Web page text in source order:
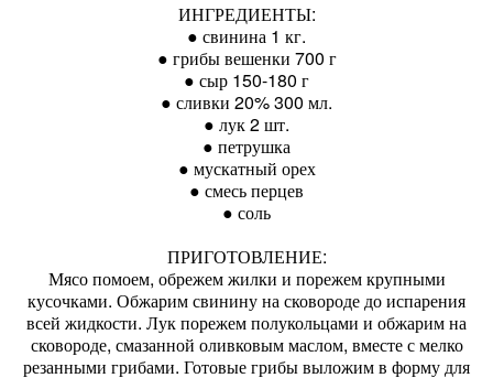
ИНГРЕДИЕНТЫ:
● свинина 1 кг.
● грибы вешенки 700 г
● сыр 150-180 г
● сливки 20% 300 мл.
● лук 2 шт.
● петрушка
● мускатный орех
● смесь перцев
● соль
ПРИГОТОВЛЕНИЕ:
Мясо помоем, обрежем жилки и порежем крупными
кусочками. Обжарим свинину на сковороде до испарения
всей жидкости. Лук порежем полукольцами и обжарим на
сковороде, смазанной оливковым маслом, вместе с мелко
резанными грибами. Готовые грибы выложим в форму для